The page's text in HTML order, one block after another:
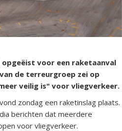
opgeëist voor een raketaanval
de terreurgroep zei op
veilig is" voor vliegverkeer.
zondag een raketinslag plaats.
berichten dat meerdere
voor vliegverkeer.